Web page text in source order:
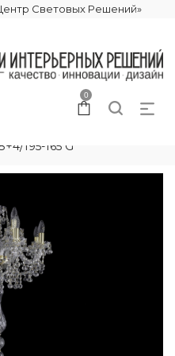
Световых Решений»
0
195-165 G